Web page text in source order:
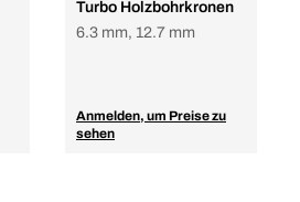
Turbo Holzbohrkronen
6.3 mm, 12.7 mm
Anmelden, um Preise zu
sehen